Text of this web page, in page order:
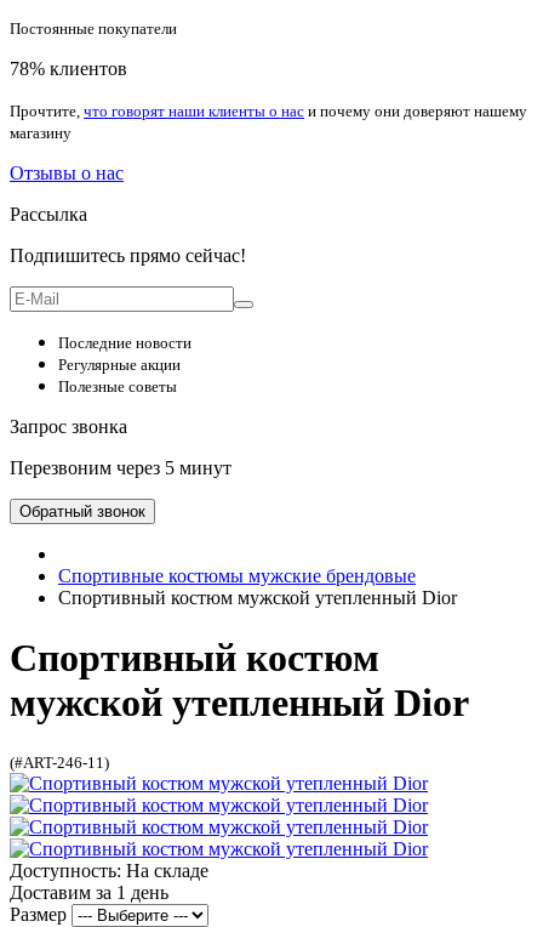
Постоянные покупатели
78% клиентов
Прочтите, что говорят наши клиенты о нас и почему они доверяют нашему
магазину
Отзывы о нас
Рассылка
Подпишитесь прямо сейчас!
Последние новости
Регулярные акции
Полезные советы
Запрос звонка
Перезвоним через 5 минут
Обратный звонок
Спортивные костюмы мужские брендовые
Спортивный костюм мужской утепленный Dior
Спортивный костюм
мужской утепленный Dior
(#ART-246-11)
Доступность: На складе
Доставим за 1 день
Размер